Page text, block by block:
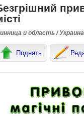
и область / Украина
Поднять